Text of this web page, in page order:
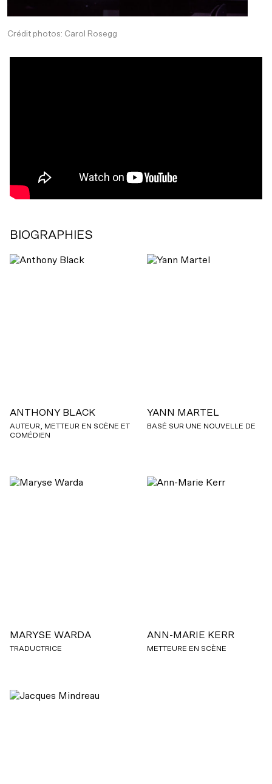
Crédit photos: Carol Rosegg
BIOGRAPHIES
ANTHONY BLACK
AUTEUR, METTEUR EN SCÈNE ET
COMÉDIEN
YANN MARTEL
BASÉ SUR UNE NOUVELLE DE
MARYSE WARDA
TRADUCTRICE
ANN-MARIE KERR
METTEURE EN SCÈNE